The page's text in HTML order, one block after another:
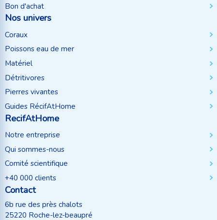
Bon d'achat
Nos univers
Coraux
Poissons eau de mer
Matériel
Détritivores
Pierres vivantes
Guides RécifAtHome
RecifAtHome
Notre entreprise
Qui sommes-nous
Comité scientifique
+40 000 clients
Contact
6b rue des près chalots
25220 Roche-lez-beaupré